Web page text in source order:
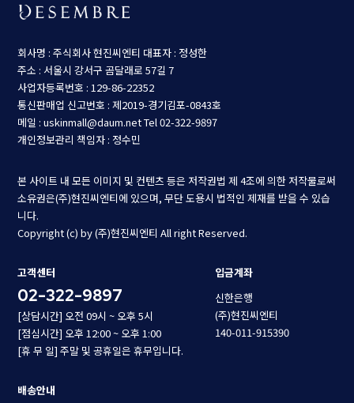
회사명 : 주식회사 현진씨엔티 대표자 : 정성한
주소 : 서울시 강서구 곰달래로 57길 7
사업자등록번호 : 129-86-22352
통신판매업 신고번호 : 제2019-경기김포-0843호
메일 : uskinmall@daum.netTel 02-322-9897
개인정보관리 책임자 : 정수민
본 사이트 내 모든 이미지 및 컨텐츠 등은 저작권법 제 4조에 의한 저작물로써
소유권은(주)현진씨엔티에 있으며, 무단 도용시 법적인 제재를 받을 수 있습
니다.
Copyright (c) by (주)현진씨엔티 All right Reserved.
고객센터
02-322-9897
[상담시간] 오전 09시 ~ 오후 5시
[점심시간] 오후 12:00 ~ 오후 1:00
[휴 무 일] 주말 및 공휴일은 휴무입니다.
입금계좌
신한은행
(주)현진씨엔티
140-011-915390
배송안내